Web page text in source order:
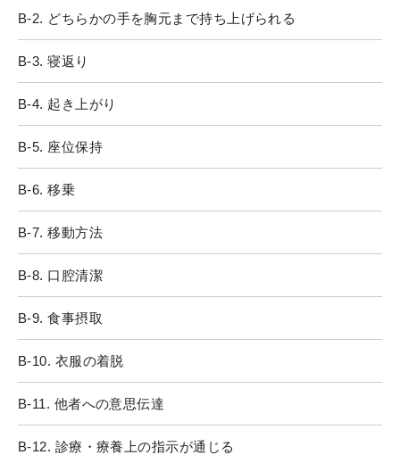
B-2. どちらかの手を胸元まで持ち上げられる
B-3. 寝返り
B-4. 起き上がり
B-5. 座位保持
B-6. 移乗
B-7. 移動方法
B-8. 口腔清潔
B-9. 食事摂取
B-10. 衣服の着脱
B-11. 他者への意思伝達
B-12. 診療・療養上の指示が通じる